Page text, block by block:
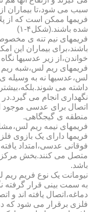
سبب می شود،تا بیماران از
فریمها ممکن است که از
شده باشند.(شکل۴-۱)
فریمهای نیم تنه ی
باشند،برای بیماران این
خواندن،از زیر عدسیها نگاه
فریمهای ریم لس،شبه
لس،عدسیها نه به وسیله
داشته می
نگهداری انجام می
اتصال برای عدسی
منطقه ی گیجگاهی.
فریمهای نیمه ریم
فریمها دارای یک بازوی
متصل می کنند.بخش
باشد.
نیومانت یک نوع فریم ریم
به سمت بینی قرار گرفته
دماغه،اتصال یافته اند و
فلزی برقرار می شود که